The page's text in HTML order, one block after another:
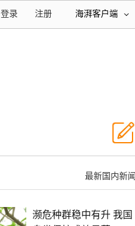
海湃客户端
注册
登录
最新国内新闻
濒危种群稳中有升 我国